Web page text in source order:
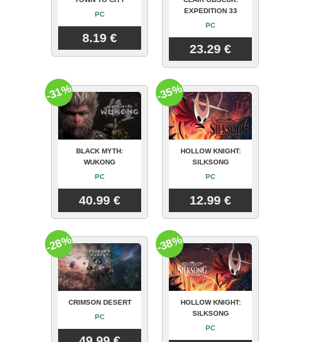
PC
8.19 €
EXPEDITION 33
PC
23.29 €
BLACK MYTH:
WUKONG
PC
40.99 €
-31%
HOLLOW KNIGHT:
SILKSONG
PC
12.99 €
-35%
CRIMSON DESERT
PC
-28%
HOLLOW KNIGHT:
SILKSONG
PC
-38%